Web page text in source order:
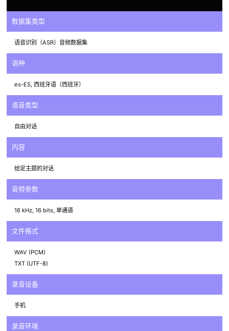
数据集类型
语音识别（ASR）音频数据集
语种
es-ES, 西班牙语（西班牙）
语音类型
自由对话
内容
给定主题的对话
音频参数
16 kHz, 16 bits, 单通道
文件格式
WAV (PCM)
TXT (UTF-8)
录音设备
手机
录音环境